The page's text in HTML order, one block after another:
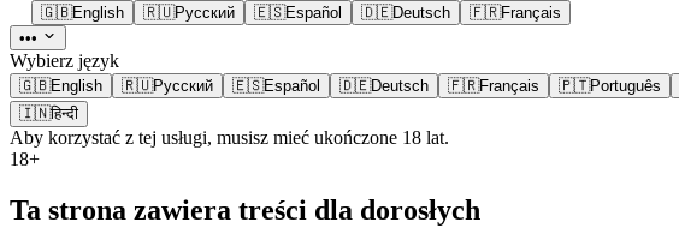
🇬🇧English 🇷🇺Русский 🇪🇸Español 🇩🇪Deutsch 🇫🇷Français
•••
Wybierz język
🇬🇧English 🇷🇺Русский 🇪🇸Español 🇩🇪Deutsch 🇫🇷Français 🇵🇹Português
🇮🇳हिन्दी
Aby korzystać z tej usługi, musisz mieć ukończone 18 lat.
18+
Ta strona zawiera treści dla dorosłych